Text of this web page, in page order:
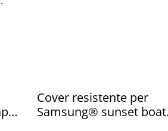
Cover resistente per
Samsung® sunset boat